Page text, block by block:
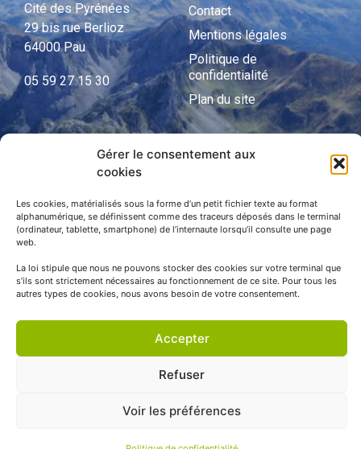
Gérer le consentement aux
cookies
Les cookies, matérialisés sous la forme d’un petit fichier texte au format
alphanumérique, se définissent comme des traceurs déposés dans le terminal
(ordinateur, tablette, smartphone) de l’internaute lorsqu’il consulte une page
web.
La loi stipule que nous ne pouvons stocker des cookies sur votre terminal que
s’ils sont strictement nécessaires au fonctionnement de ce site. Pour tous les
autres types de cookies, nous avons besoin de votre consentement.
Accepter
Refuser
Voir les préférences
Cité des Pyrénées
29 bis rue Berlioz
64000 Pau
05 59 27 15 30
Contact
Mentions légales
Politique de
confidentialité
Plan du site
Parc national des Pyrénées
© APNP Copyright Tous droits réservés © 1970 - 2023 | Une
réalisation Happiness -Agence de communication